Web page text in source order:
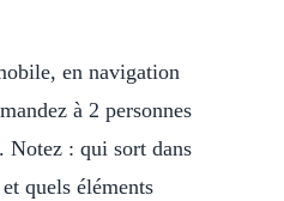
en navigation
à 2 personnes
Notez : qui sort dans
quels éléments